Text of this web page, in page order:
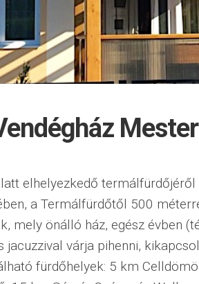
elhelyezkedő
a Termálfürdőtől 500
mely önálló ház, egész évben
jacuzzival várja pihenni,
fürdőhelyek: 5 km